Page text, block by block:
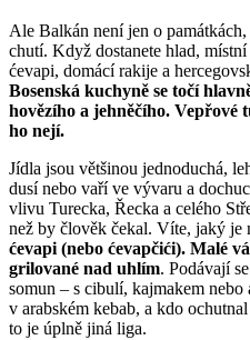
Ale Balkán není jen o
chutí. Když dostanete hlad,
ćevapi, domácí rakije a
Bosenská kuchyně se točí
hovězího a jehněčího.
ho nejí.
Jídla jsou většinou jednoduchá,
dusí nebo vaří ve vývaru a
vlivu Turecka, Řecka a celého
než by člověk čekal. Víte, jaký je
ćevapi (nebo ćevapčići). Malé
grilované nad uhlím. Podávají
somun – s cibulí, kajmakem
v arabském kebab, a kdo
to je úplně jiná liga.